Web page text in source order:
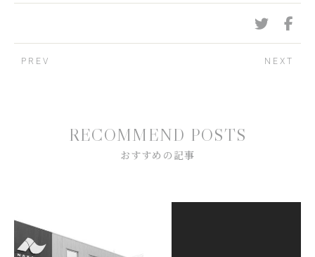
PREV NEXT
RECOM M END POSTS
おすすめ の 記事